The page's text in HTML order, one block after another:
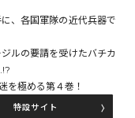
、各国軍隊の近代兵器で
ルの要請を受けたバチカ
を極める第４巻！
特設サイト